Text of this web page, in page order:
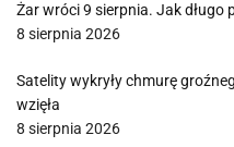
Żar wróci 9 sierpnia. Jak długo
8 sierpnia 2026
Satelity wykryły chmurę
wzięła
8 sierpnia 2026